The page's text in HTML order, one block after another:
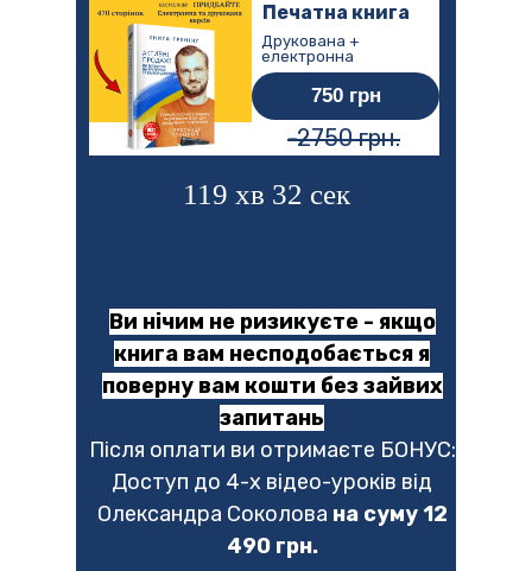
Печатна книга
Друкована +
електронна
750 грн
Ви нічим не ризикуєте - якщо
книга вам несподобається я
поверну вам кошти без зайвих
запитань
Після оплати ви отримаєте БОНУС:
Доступ до 4-х відео-уроків від
Олександра Соколова на суму 12
490 грн.
-2750 грн.
119 хв 30 сек